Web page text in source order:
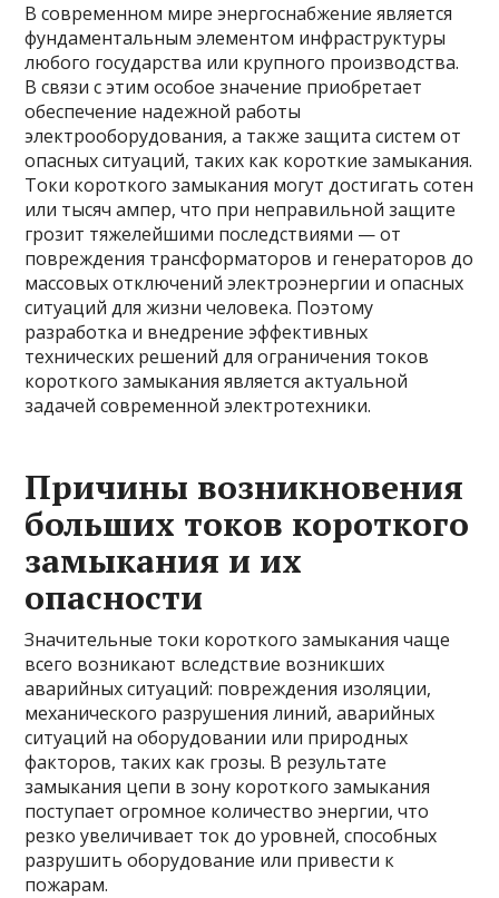
В современном мире энергоснабжение является
фундаментальным элементом инфраструктуры
любого государства или крупного производства.
В связи с этим особое значение приобретает
обеспечение надежной работы
электрооборудования, а также защита систем от
опасных ситуаций, таких как короткие замыкания.
Токи короткого замыкания могут достигать сотен
или тысяч ампер, что при неправильной защите
грозит тяжелейшими последствиями — от
повреждения трансформаторов и генераторов до
массовых отключений электроэнергии и опасных
ситуаций для жизни человека. Поэтому
разработка и внедрение эффективных
технических решений для ограничения токов
короткого замыкания является актуальной
задачей современной электротехники.
Причины возникновения
больших токов короткого
замыкания и их
опасности
Значительные токи короткого замыкания чаще
всего возникают вследствие возникших
аварийных ситуаций: повреждения изоляции,
механического разрушения линий, аварийных
ситуаций на оборудовании или природных
факторов, таких как грозы. В результате
замыкания цепи в зону короткого замыкания
поступает огромное количество энергии, что
резко увеличивает ток до уровней, способных
разрушить оборудование или привести к
пожарам.